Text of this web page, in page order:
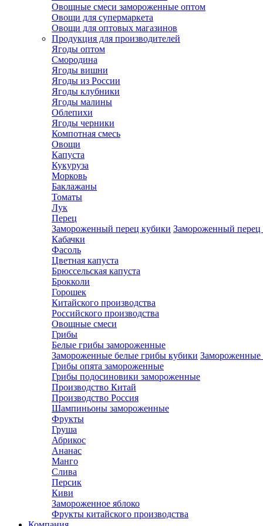
Овощные смеси замороженные оптом
Овощи для супермаркета
Овощи для оптовых магазинов
Продукция для производителей
Ягоды оптом
Смородина
Ягоды вишни
Ягоды из России
Ягоды клубники
Ягоды малины
Облепихи
Ягоды черники
Компотная смесь
Овощи
Капуста
Кукуруза
Морковь
Баклажаны
Томаты
Лук
Перец
Замороженный перец кубики Замороженный перец
Кабачки
Фасоль
Цветная капуста
Брюссельская капуста
Брокколи
Горошек
Китайского производства
Российского производства
Овощные смеси
Грибы
Белые грибы замороженные
Замороженные белые грибы кубики
Грибы опята замороженные
Грибы подосиновики замороженные
Производство Китай
Производство Россия
Шампиньоны замороженные
Фрукты
Груша
Абрикос
Ананас
Манго
Слива
Персик
Киви
Замороженное яблоко
Фрукты китайского производства